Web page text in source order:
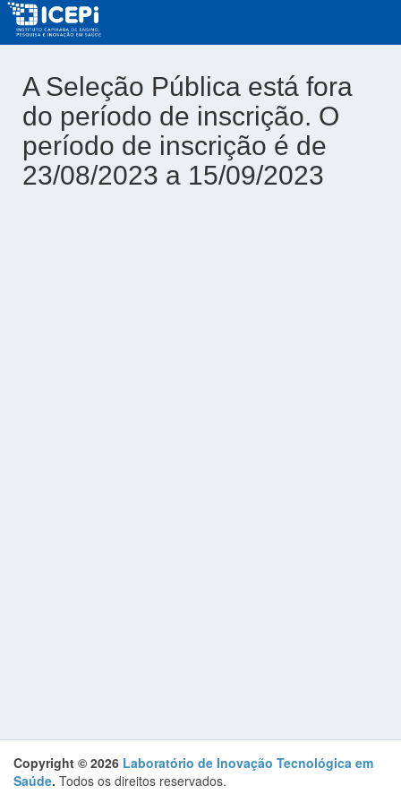
A Seleção Pública está fora
do período de inscrição. O
período de inscrição é de
23/08/2023 a 15/09/2023
Copyright © 2026 Laboratório de Inovação Tecnológica em
Saúde. Todos os direitos reservados.